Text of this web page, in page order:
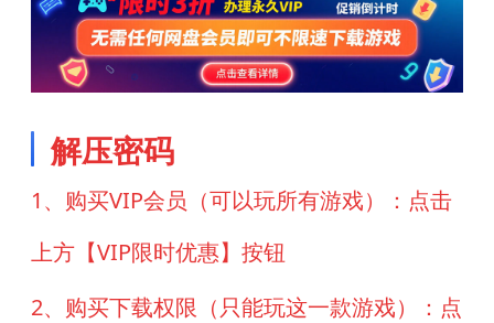
解压密码
1、购买VIP会员（可以玩所有游戏）：点击
上方【VIP限时优惠】按钮
2、购买下载权限（只能玩这一款游戏）：点